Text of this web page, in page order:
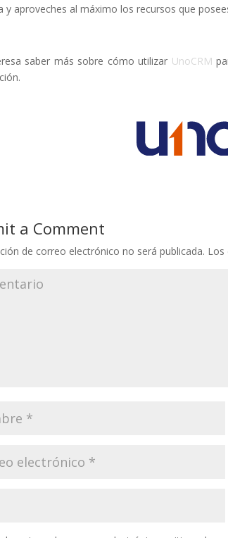
y aproveches al máximo los recursos que
saber más sobre cómo utilizar UnoCRM
a Comment
de correo electrónico no será publicada. Los